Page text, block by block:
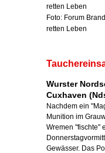
retten Leben
Foto: Forum
retten Leben
Wurster
Cuxhaven
Nachdem ein
Munition im
Wremen "fischte"
Gewässer. Das